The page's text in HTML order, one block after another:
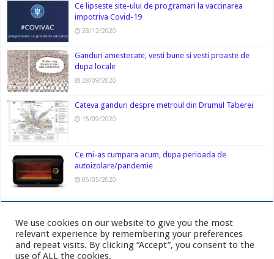
Ce lipseste site-ului de programari la vaccinarea
impotriva Covid-19
28/12/2020
Ganduri amestecate, vesti bune si vesti proaste de
dupa locale
28/09/2020
Cateva ganduri despre metroul din Drumul Taberei
15/09/2020
Ce mi-as cumpara acum, dupa perioada de
autoizolare/pandemie
05/05/2020
We use cookies on our website to give you the most
relevant experience by remembering your preferences
and repeat visits. By clicking “Accept”, you consent to the
use of ALL the cookies.